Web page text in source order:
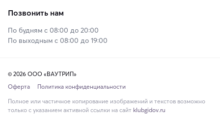
Позвонить нам
По будням с 08:00 до 20:00
По выходным с 08:00 до 19:00
© 2026 ООО «ВАУТРИП»
Оферта
Политика конфиденциальности
Полное или частичное копирование изображений и текстов возможно
только с указанием активной ссылки на сайт klubgidov.ru